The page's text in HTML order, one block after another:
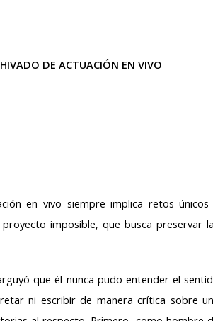
DE ACTUACIÓN EN VIVO
en vivo siempre implica retos únicos
imposible, que busca preservar
que él nunca pudo entender el
ni escribir de manera crítica sobre